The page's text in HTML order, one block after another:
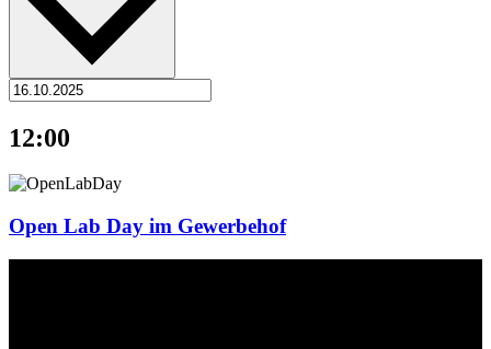
12:00
Open Lab Day im Gewerbehof